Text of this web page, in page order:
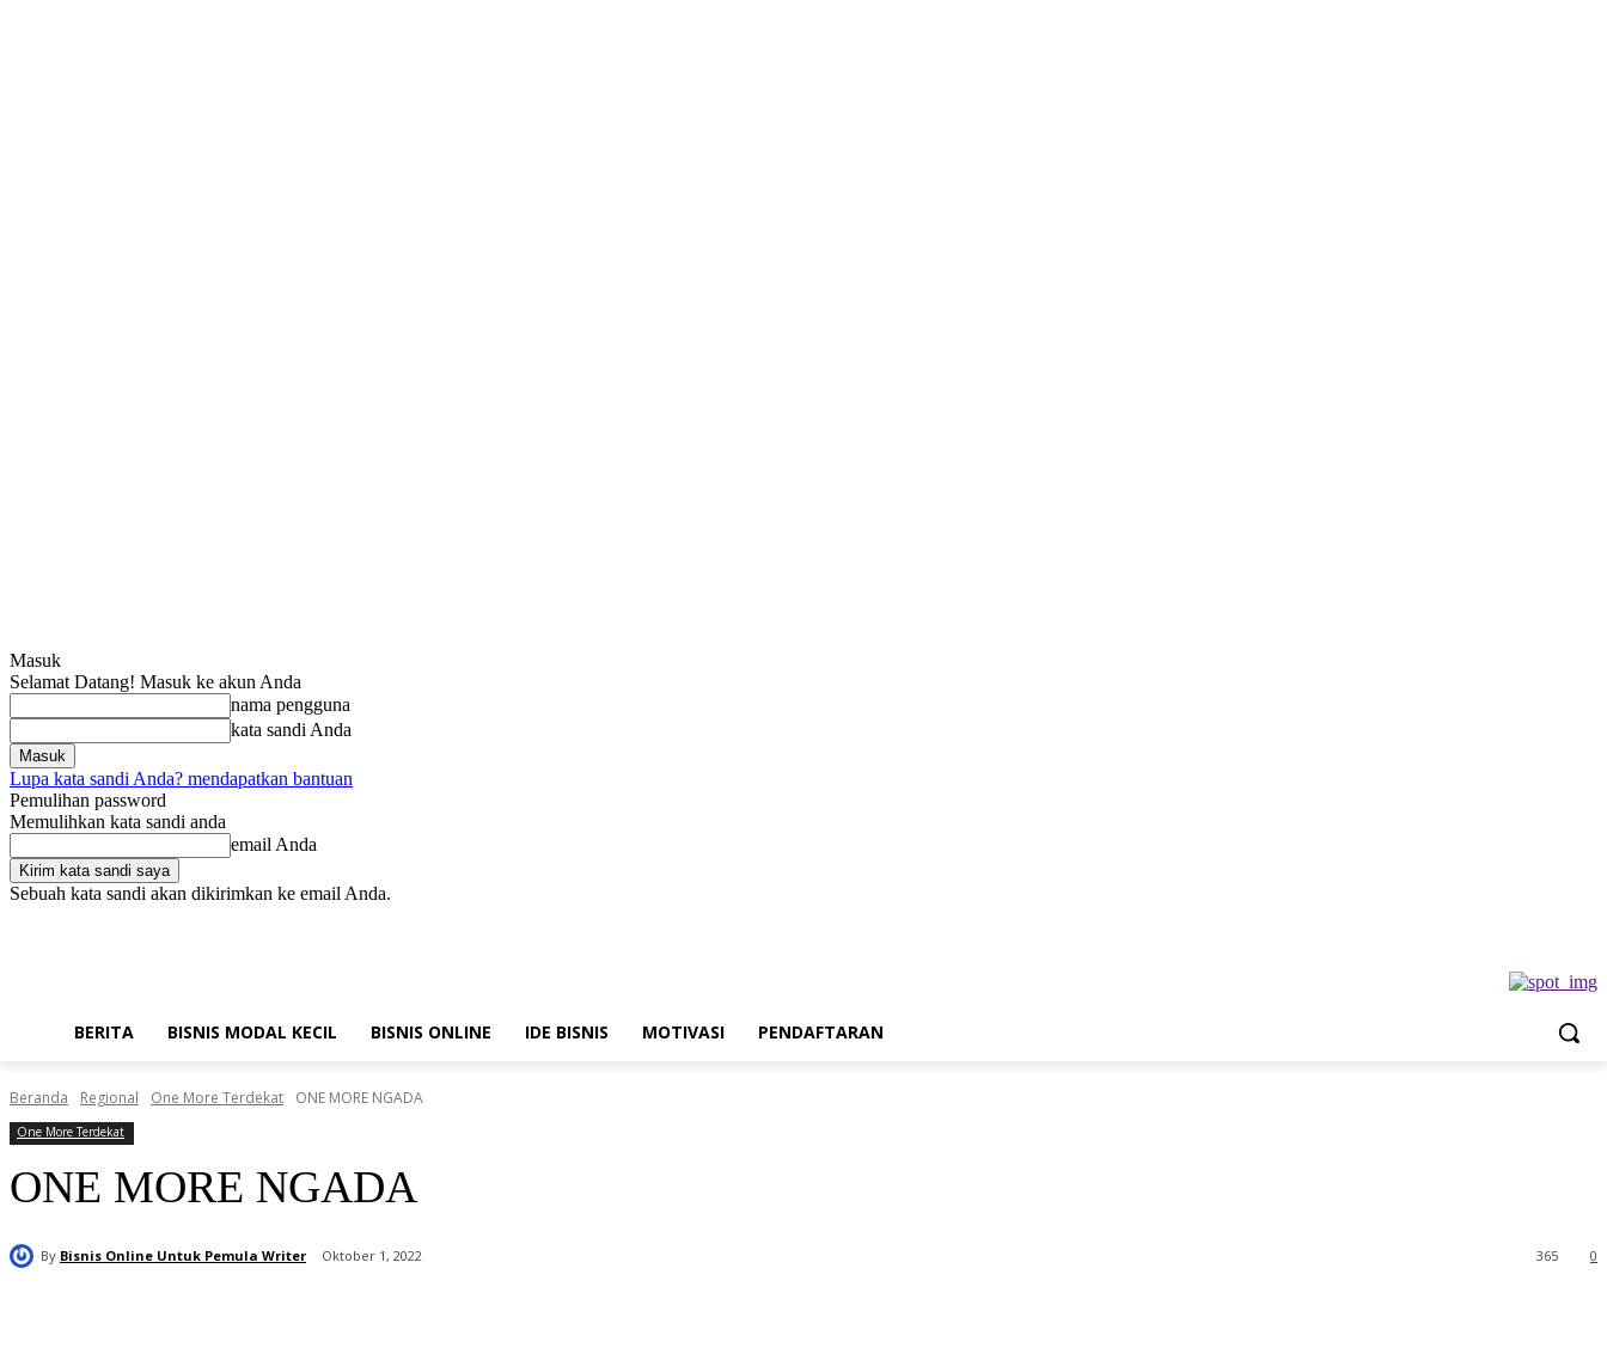
Masuk
Selamat Datang! Masuk ke akun Anda
nama pengguna
kata sandi Anda
Lupa kata sandi Anda? mendapatkan bantuan
Pemulihan password
Memulihkan kata sandi anda
email Anda
Sebuah kata sandi akan dikirimkan ke email Anda.
BERITA BISNIS MODAL KECIL BISNIS ONLINE IDE BISNIS MOTIVASI PENDAFTARAN
Beranda Regional One More Terdekat ONE MORE NGADA
One More Terdekat
ONE MORE NGADA
By Bisnis Online Untuk Pemula Writer Oktober 1, 2022 0
365